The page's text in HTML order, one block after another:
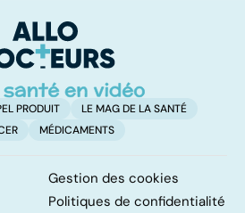
traitements
PRODUIT
LE MAG DE LA SANTÉ
MÉDICAMENTS
Gestion des cookies
Politiques de confidentialité